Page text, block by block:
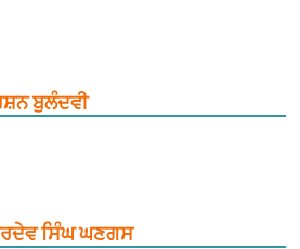
ਬੁਲੰਦਵੀ
ਸਿੰਘ ਘਣਗਸ